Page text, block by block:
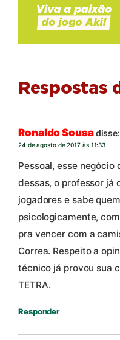
Respostas
Ronaldo Sousadisse:
24 de agosto de 2017 às 11:33
Pessoal, esse negócio
dessas, o professor já
jogadores e sabe
psicologicamente,
pra vencer com a
Correa. Respeito a
técnico já provou sua
TETRA.
Responder